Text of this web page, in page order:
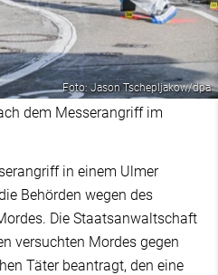
Foto: Jason Tschepljakow/dpa
dem Messerangriff im
in einem Ulmer
Behörden wegen des
Die Staatsanwaltschaft
versuchten Mordes gegen
Täter beantragt, den eine